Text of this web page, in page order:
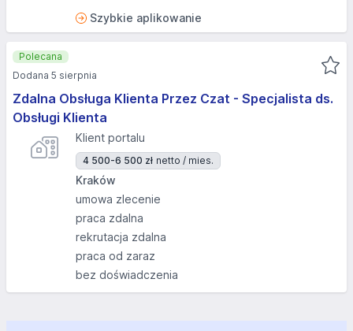
Szybkie aplikowanie
Zdalna Obsługa Klienta Przez Czat - Specjalista ds.
Obsługi Klienta
Klient portalu
4 500-6 500 zł netto / mies.
Kraków
umowa zlecenie
praca zdalna
rekrutacja zdalna
praca od zaraz
bez doświadczenia
Polecana
Dodana 5 sierpnia